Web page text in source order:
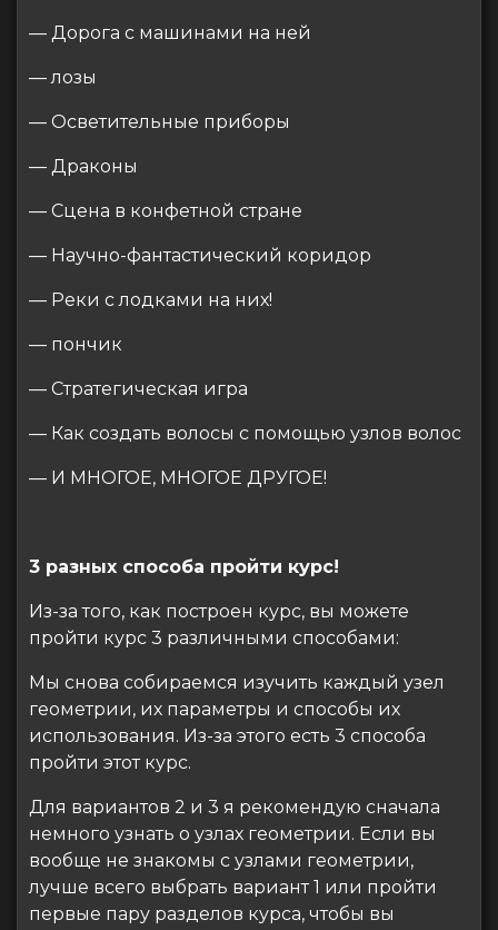
— Дорога с машинами на ней
— лозы
— Осветительные приборы
— Драконы
— Сцена в конфетной стране
— Научно-фантастический коридор
— Реки с лодками на них!
— пончик
— Стратегическая игра
— Как создать волосы с помощью узлов волос
— И МНОГОЕ, МНОГОЕ ДРУГОЕ!
3 разных способа пройти курс!
Из-за того, как построен курс, вы можете
пройти курс 3 различными способами:
Мы снова собираемся изучить каждый узел
геометрии, их параметры и способы их
использования. Из-за этого есть 3 способа
пройти этот курс.
Для вариантов 2 и 3 я рекомендую сначала
немного узнать о узлах геометрии. Если вы
вообще не знакомы с узлами геометрии,
лучше всего выбрать вариант 1 или пройти
первые пару разделов курса, чтобы вы